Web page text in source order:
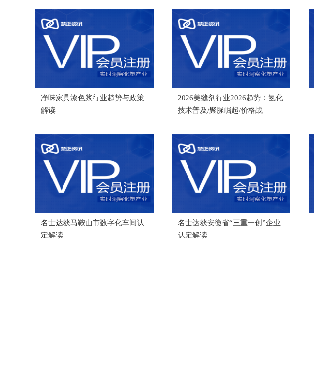
净味家具漆色浆行业趋势与政策
解读
2026美缝剂行业2026趋势：氢化
技术普及/聚脲崛起/价格战
名士达获马鞍山市数字化车间认
定解读
名士达获安徽省“三重一创”企业
认定解读